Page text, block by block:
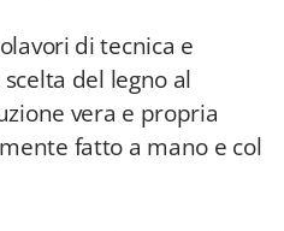
di tecnica e
del legno al
vera e propria
fatto a mano e col